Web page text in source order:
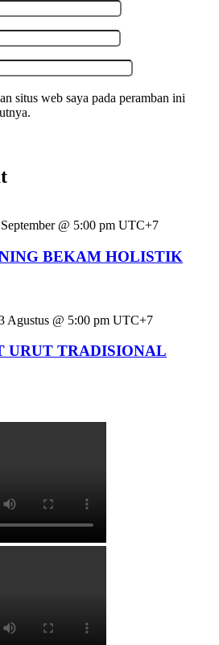
situs web saya pada peramban ini
@ 5:00 pm UTC+7
BEKAM HOLISTIK
Agustus @ 5:00 pm UTC+7
URUT TRADISIONAL